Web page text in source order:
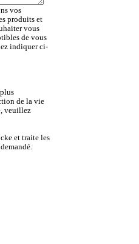
vos
produits et
vous
de vous
indiquer ci-
de la vie
veuillez
et traite les